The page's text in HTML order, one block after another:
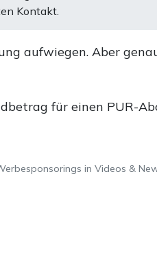
Kontakt.
aufwiegen. Aber
für einen PUR-
in Videos &